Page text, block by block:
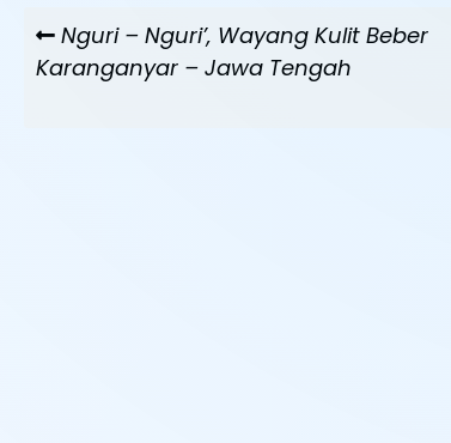
posPrevious
Post
Nguri – Nguri’, Wayang Kulit Beber
Karanganyar – Jawa Tengah